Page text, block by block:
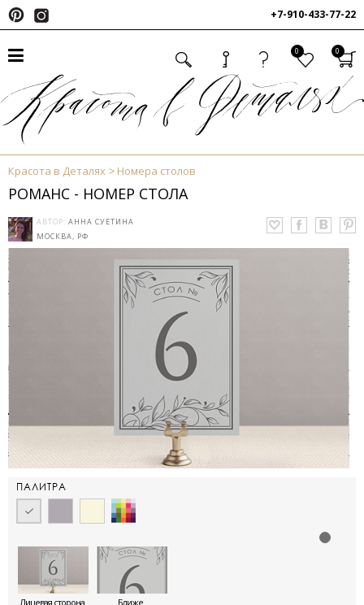
+7-910-433-77-22
0 0
Красота в Деталях Номера столов
РОМАНС - НОМЕР СТОЛА
АВТОР: АННА СУЕТИНА
МОСКВА, РФ
ПАЛИТРА
Лицевая сторона Ближе